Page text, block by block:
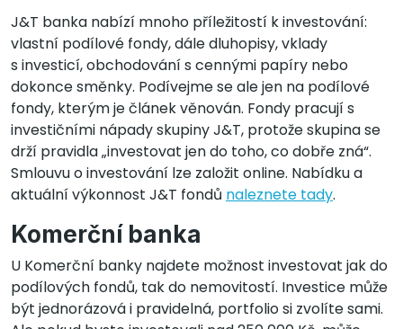
J&T banka nabízí mnoho příležitostí k investování:
vlastní podílové fondy, dále dluhopisy, vklady
s investicí, obchodování s cennými papíry nebo
dokonce směnky. Podívejme se ale jen na podílové
fondy, kterým je článek věnován. Fondy pracují s
investičními nápady skupiny J&T, protože skupina se
drží pravidla „investovat jen do toho, co dobře zná“.
Smlouvu o investování lze založit online. Nabídku a
aktuální výkonnost J&T fondů naleznete tady.
Komerční banka
U Komerční banky najdete možnost investovat jak do
podílových fondů, tak do nemovitostí. Investice může
být jednorázová i pravidelná, portfolio si zvolíte sami.